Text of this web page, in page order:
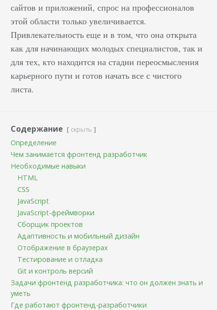
сайтов и приложений, спрос на профессионалов
этой области только увеличивается.
Привлекательность еще и в том, что она открыта
как для начинающих молодых специалистов, так и
для тех, кто находится на стадии переосмысления
карьерного пути и готов начать все с чистого
листа.
Содержание скрыть
Определение
Чем занимается фронтенд разработчик
Необходимые навыки
HTML
CSS
JavaScript
JavaScript-фреймворки
Сборщик проектов
Адаптивность и мобильный дизайн
Отображение в браузерах
Тестирование и отладка
Git и контроль версий
Задачи фронтенд разработчика: что он должен знать и
уметь
Где работают фронтенд-разработчики